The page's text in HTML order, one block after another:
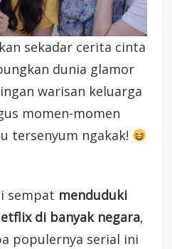
sekadar cerita cinta
dunia glamor
warisan keluarga
momen-momen
tersenyum ngakak!
sempat menduduki
di banyak negara,
populernya serial ini